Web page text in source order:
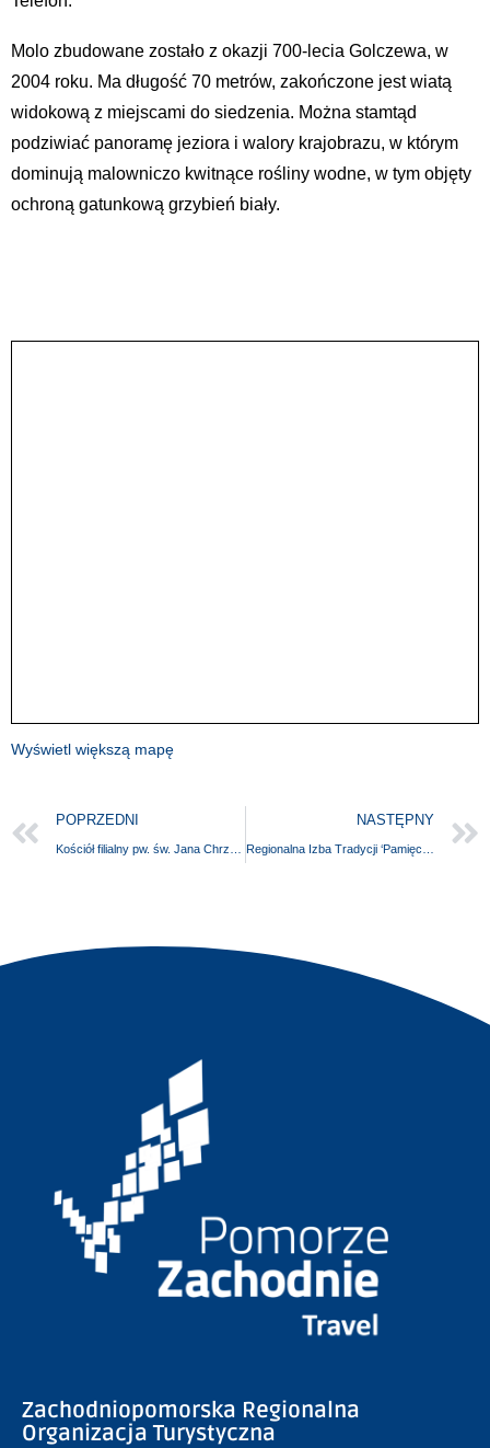
Molo zbudowane zostało z okazji 700-lecia Golczewa, w
2004 roku. Ma długość 70 metrów, zakończone jest wiatą
widokową z miejscami do siedzenia. Można stamtąd
podziwiać panoramę jeziora i walory krajobrazu, w którym
dominują malowniczo kwitnące rośliny wodne, w tym objęty
ochroną gatunkową grzybień biały.
Wyświetl większą mapę
POPRZEDNI NASTĘPNY
Zachodniopomorska Regionalna
Organizacja Turystyczna